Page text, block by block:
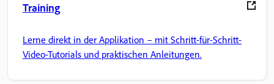
Training
Lerne direkt in der Applikation – mit Schritt-für-Schritt-
Video-Tutorials und praktischen Anleitungen.